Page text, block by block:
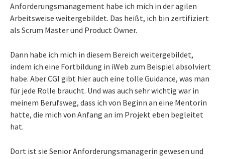
Anforderungsmanagement habe ich mich in der agilen
Arbeitsweise weitergebildet. Das heißt, ich bin zertifiziert
als Scrum Master und Product Owner.
Dann habe ich mich in diesem Bereich weitergebildet,
indem ich eine Fortbildung in iWeb zum Beispiel absolviert
habe. Aber CGI gibt hier auch eine tolle Guidance, was man
für jede Rolle braucht. Und was auch sehr wichtig war in
meinem Berufsweg, dass ich von Beginn an eine Mentorin
hatte, die mich von Anfang an im Projekt eben begleitet
hat.
Dort ist sie Senior Anforderungsmanagerin gewesen und